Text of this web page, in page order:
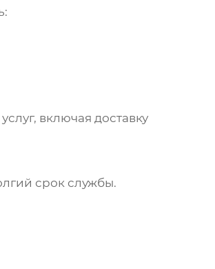
включая доставку
срок службы.